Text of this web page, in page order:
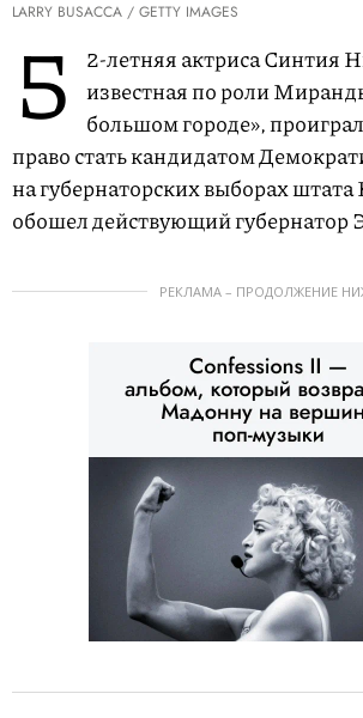
LARRY BUSACCA / GETTY IMAGES
5
2-летняя актриса Синтия
известная по роли
большом городе»,
право стать кандидатом
на губернаторских выборах
обошел действующий
РЕКЛАМА – ПРОДОЛЖЕНИЕ